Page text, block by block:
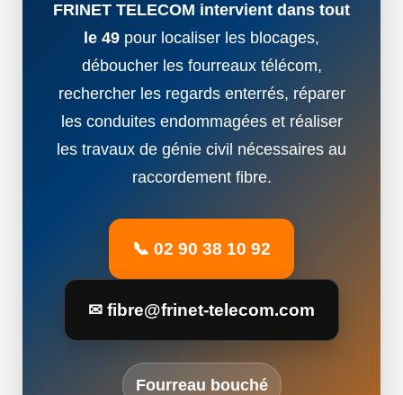
FRINET TELECOM intervient dans tout
le 49 pour localiser les blocages,
déboucher les fourreaux télécom,
rechercher les regards enterrés, réparer
les conduites endommagées et réaliser
les travaux de génie civil nécessaires au
raccordement fibre.
📞 02 90 38 10 92
✉ fibre@frinet-telecom.com
Fourreau bouché